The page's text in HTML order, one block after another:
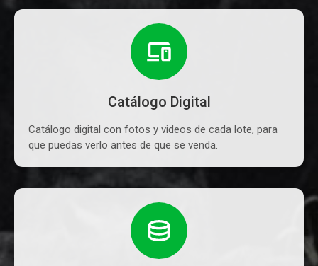
Catálogo Digital
Catálogo digital con fotos y videos de cada lote, para
que puedas verlo antes de que se venda.